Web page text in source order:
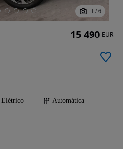
1 / 6
Elétrico
Automática
15 490 EUR